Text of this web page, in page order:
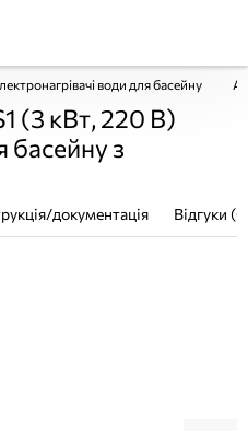
води для басейну
(3 кВт, 220 В)
басейну з
документація Відгуки